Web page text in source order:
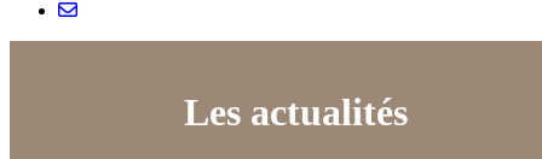
Les actualités